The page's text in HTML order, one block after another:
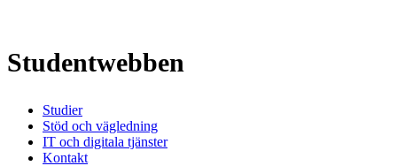
Studentwebben
Studier
Stöd och vägledning
IT och digitala tjänster
Kontakt